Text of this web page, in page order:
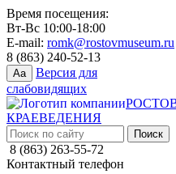
Время посещения:
Вт-Вс 10:00-18:00
E-mail: romk@rostovmuseum.ru
8 (863) 240-52-13
Aa
Версия для
слабовидящих
КРАЕВЕДЕНИЯ
8 (863) 263-55-72
Контактный телефон